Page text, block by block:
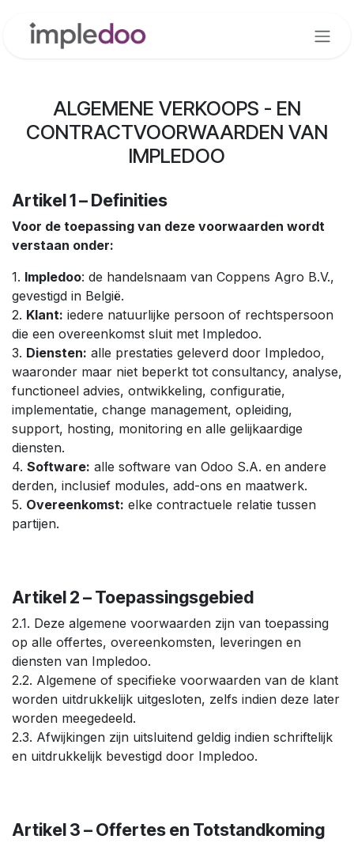
ALGEMENE VERKOOPS - EN
CONTRACTVOORWAARDEN VAN
IMPLEDOO
Artikel 1 – Definities
Voor de toepassing van deze voorwaarden wordt
verstaan onder:
1. Impledoo: de handelsnaam van Coppens Agro B.V.,
gevestigd in België.
2. Klant: iedere natuurlijke persoon of rechtspersoon
die een overeenkomst sluit met Impledoo.
3. Diensten: alle prestaties geleverd door Impledoo,
waaronder maar niet beperkt tot consultancy, analyse,
functioneel advies, ontwikkeling, configuratie,
implementatie, change management, opleiding,
support, hosting, monitoring en alle gelijkaardige
diensten.
4. Software: alle software van Odoo S.A. en andere
derden, inclusief modules, add-ons en maatwerk.
5. Overeenkomst: elke contractuele relatie tussen
partijen.
Artikel 2 – Toepassingsgebied
2.1. Deze algemene voorwaarden zijn van toepassing
op alle offertes, overeenkomsten, leveringen en
diensten van Impledoo.
2.2. Algemene of specifieke voorwaarden van de klant
worden uitdrukkelijk uitgesloten, zelfs indien deze later
worden meegedeeld.
2.3. Afwijkingen zijn uitsluitend geldig indien schriftelijk
en uitdrukkelijk bevestigd door Impledoo.
Artikel 3 – Offertes en Totstandkoming